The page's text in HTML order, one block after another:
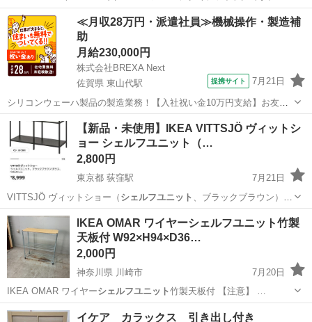
っ越しに…
東京 大田区 大鳥居駅 収納家具 IKEA
≪月収28万円・派遣社員≫機械操作・製造補
助
月給230,000円
株式会社BREXA Next
佐賀県 東山代駅
提携サイト 7月21日
シリコンウェーハ製品の製造業務！【入社祝い金10万円支給】お友達
やカップルとの応募OK◎年間休日129日＆休出なしでプライベート充
実♪業務はクリーンルームで快適作業◎自社正社員登用制度あり★1食
300円～の格安食堂あり！《佐...
佐賀 伊万里市 東山代駅 その他
​【新品・未使用】IKEA VITTSJÖ ヴィットシ
ョー シェルフユニット（…
2,800円
東京都 荻窪駅
7月21日
VITTSJÖ ヴィットショー（ シェルフユニット
、ブラックブラウン） ​
サイズ：…
東京 杉並区 収納家具
IKEA OMAR ワイヤーシェルフユニット竹製
天板付 W92×H94×D36…
2,000円
神奈川県 川崎市
7月20日
IKEA OMAR ワイヤーシェルフユニット 竹製天板付 【注意】 …
神奈川 川崎市 OMAR
イケア カラックス 引き出し付き